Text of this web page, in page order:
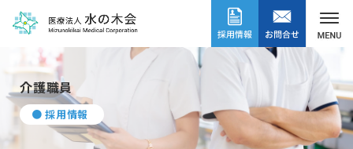
介護職員
● 採用情報